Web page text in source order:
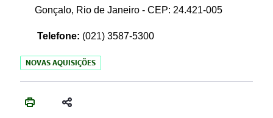
Gonçalo, Rio de Janeiro - CEP: 24.421-005
Telefone: (021) 3587-5300
NOVAS AQUISIÇÕES